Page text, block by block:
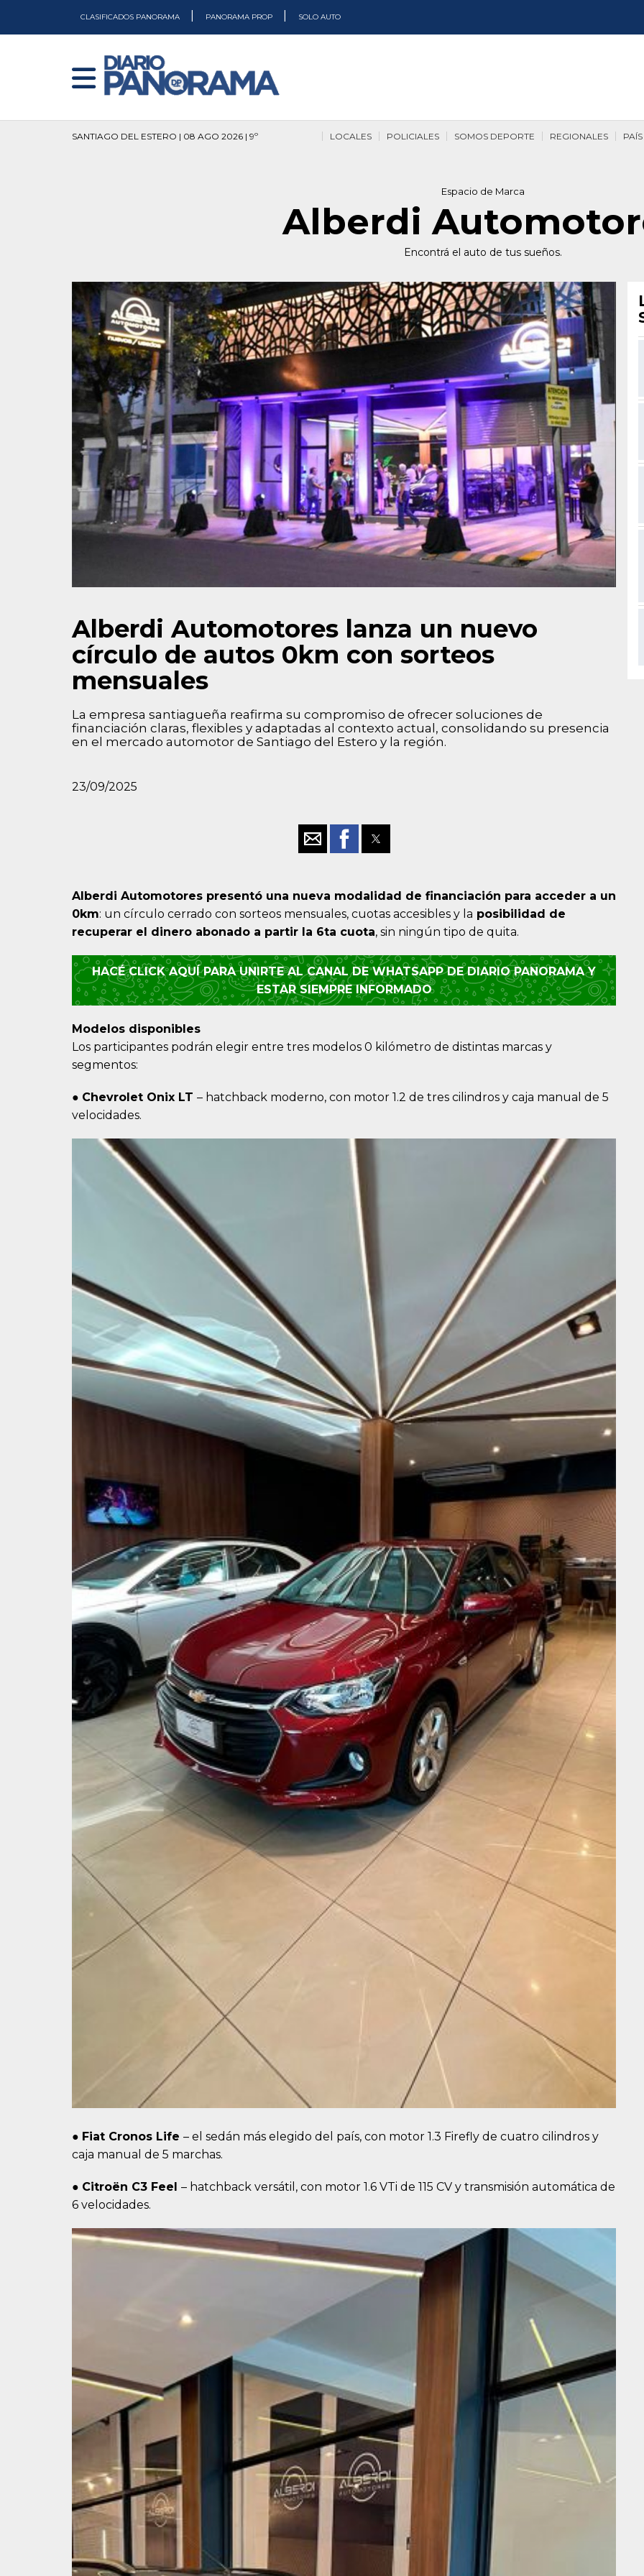
CLASIFICADOS PANORAMA PANORAMA PROP SOLO AUTO
SANTIAGO DEL ESTERO | 08 AGO 2026 | 9º PAÍS
REGIONALES
SOMOS DEPORTE
POLICIALES
LOCALES
Espacio de Marca
Alberdi
Encontrá el auto de tus sueños.
Alberdi Automotores lanza un nuevo
círculo de autos 0km con sorteos
mensuales
La empresa santiagueña reafirma su compromiso de ofrecer soluciones de
financiación claras, flexibles y adaptadas al contexto actual, consolidando su presencia
en el mercado automotor de Santiago del Estero y la región.
23/09/2025
Alberdi Automotores presentó una nueva modalidad de financiación para acceder a un
0km: un círculo cerrado con sorteos mensuales, cuotas accesibles y la posibilidad de
recuperar el dinero abonado a partir la 6ta cuota, sin ningún tipo de quita.
HACÉ CLICK AQUÍ PARA UNIRTE AL CANAL DE WHATSAPP DE DIARIO PANORAMA Y
ESTAR SIEMPRE INFORMADO
Modelos disponibles
Los participantes podrán elegir entre tres modelos 0 kilómetro de distintas marcas y
segmentos:
● Chevrolet Onix LT – hatchback moderno, con motor 1.2 de tres cilindros y caja manual de 5
velocidades.
● Fiat Cronos Life – el sedán más elegido del país, con motor 1.3 Firefly de cuatro cilindros y
caja manual de 5 marchas.
● Citroën C3 Feel – hatchback versátil, con motor 1.6 VTi de 115 CV y transmisión automática de
6 velocidades.